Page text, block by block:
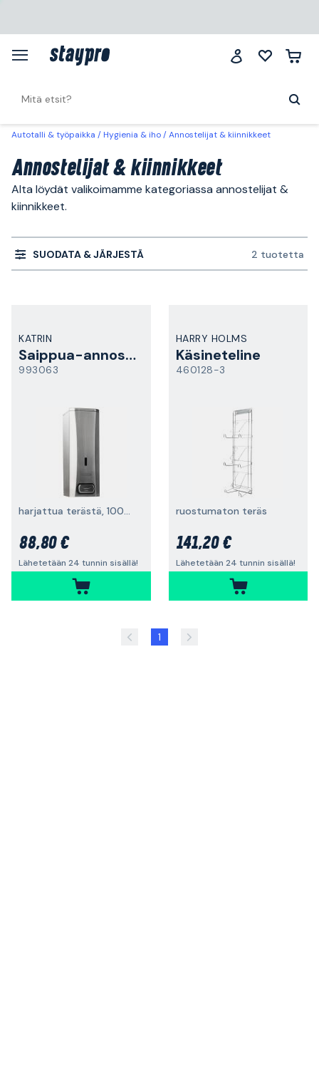
Autotalli & työpaikka Hygienia & iho Annostelijat & kiinnikkeet
Annostelijat & kiinnikkeet
Alta löydät valikoimamme kategoriassa annostelijat &
kiinnikkeet.
SUODATA & JÄRJESTÄ 2 tuotetta
KATRIN
Saippua-annostelija
993063
harjattua terästä, 1000 ml
88,80 €
Lähetetään 24 tunnin sisällä!
HARRY HOLMS
Käsineteline
460128-3
ruostumaton teräs
141,20 €
Lähetetään 24 tunnin sisällä!
1